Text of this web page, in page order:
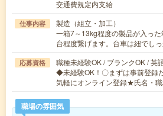
交通費規定内支給
仕事内容
製造（組立・加工）
一箱7～13kg程度の製品が入っ
台程度繋げます。台車は紐でし
応募資格
職種未経験OK / ブランクOK / 英
◆未経験OK！〇まずは事前登録
気軽にオンライン登録★氏名・
職場の雰囲気